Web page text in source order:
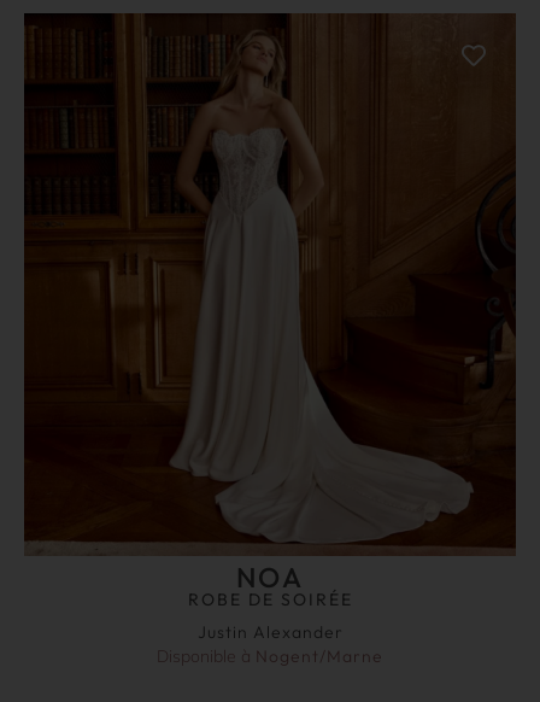
NOA
ROBE DE SOIRÉE
Justin Alexander
Disponible à Nogent/Marne